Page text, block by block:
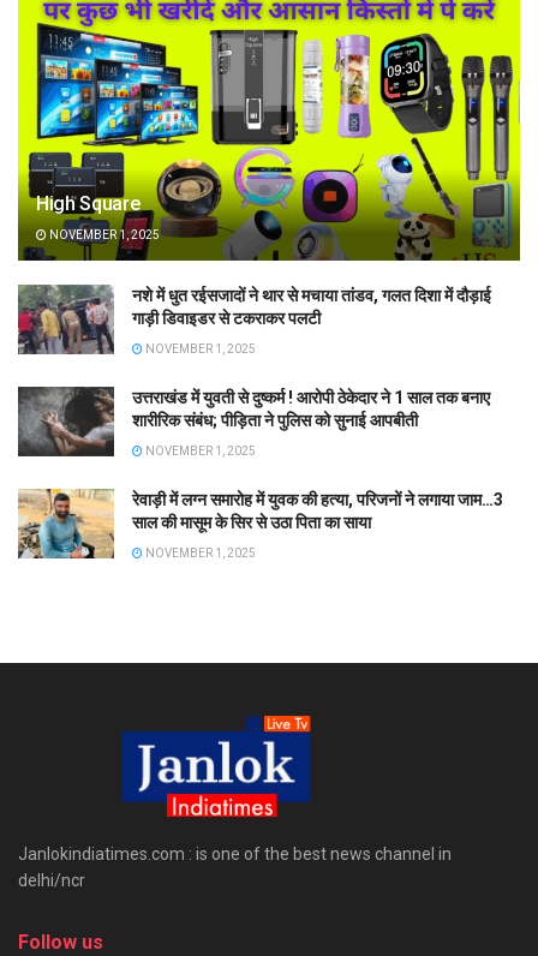
High Square
NOVEMBER 1, 2025
नशे में धुत रईसजादों ने थार से मचाया तांडव, गलत दिशा में दौड़ाई
गाड़ी डिवाइडर से टकराकर पलटी
NOVEMBER 1, 2025
उत्तराखंड में युवती से दुष्कर्म ! आरोपी ठेकेदार ने 1 साल तक बनाए
शारीरिक संबंध; पीड़िता ने पुलिस को सुनाई आपबीती
NOVEMBER 1, 2025
रेवाड़ी में लग्न समारोह में युवक की हत्या, परिजनों ने लगाया जाम…3
साल की मासूम के सिर से उठा पिता का साया
NOVEMBER 1, 2025
Janlokindiatimes.com : is one of the best news channel in
delhi/ncr
Follow us